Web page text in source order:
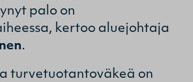
palo on
kertoo aluejohtaja
.
turvetuotantoväkeä on